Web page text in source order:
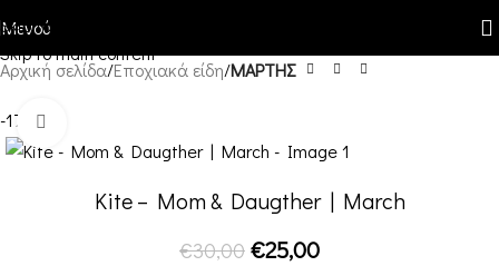
Skip to navigation
Skip to main content
Μενού
Αρχική σελίδα Εποχιακά είδη ΜΑΡΤΗΣ
-17%
Kite – Mom & Daugther | March
€30,00 €25,00